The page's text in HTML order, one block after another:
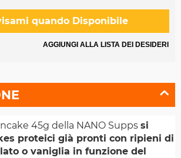
quando Disponibile
AGGIUNGI ALLA LISTA DEI DESIDERI
45g della NANO Supps si
proteici già pronti con ripieni di
o vaniglia in funzione del